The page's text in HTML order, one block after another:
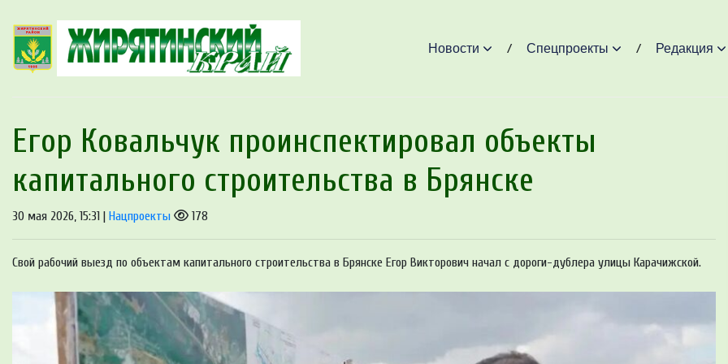
Новости Спецпроекты Редакция
Егор Ковальчук проинспектировал объекты
капитального строительства в Брянске
30 мая 2026, 15:31 | Нацпроекты 178
Свой рабочий выезд по объектам капитального строительства в Брянске Егор Викторович начал с дороги-дублера улицы Карачижской.